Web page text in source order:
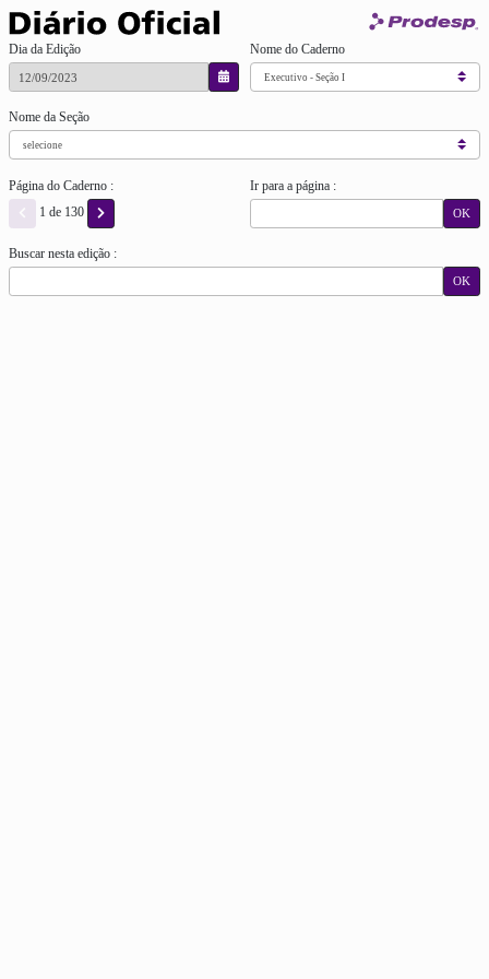
Dia da Edição Nome do Caderno
Nome da Seção
Página do Caderno :
1 de 130
Ir para a página :
OK
Buscar nesta edição :
OK